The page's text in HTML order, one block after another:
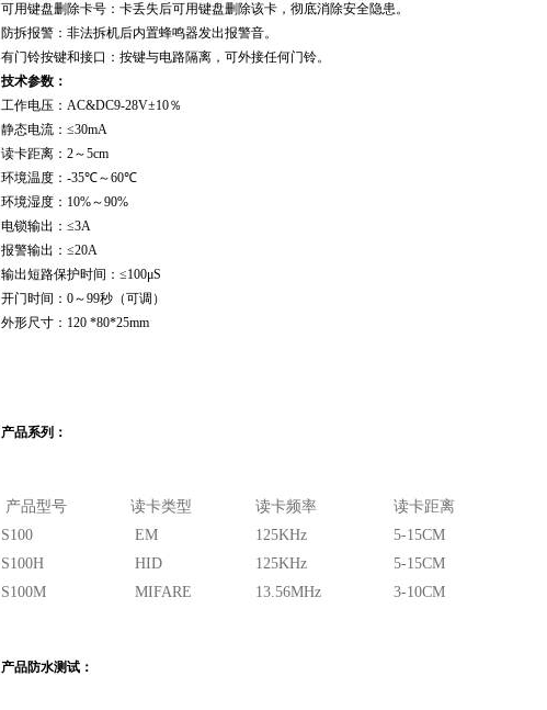
可用键盘删除卡号：卡丢失后可用键盘删除该卡，彻底消除安全隐患。
防拆报警：非法拆机后内置蜂鸣器发出报警音。
有门铃按键和接口：按键与电路隔离，可外接任何门铃。
技术参数：
工作电压：AC&DC9-28V±10％
静态电流：≤30mA
读卡距离： 2～5cm
环境温度： -35℃～60℃
环境湿度： 10%～90%
电锁输出：≤3A
报警输出：≤20A
输出短路保护时间：≤100μS
开门时间：0～99秒（可调）
外形尺寸：120 *80*25mm
产品系列：
产品型号 读卡类型 读卡频率
读卡距离
S100
EM 125KHz
5-15CM
S100H
HID 125KHz
5-15CM
S100M
MIFARE 13.56MHz 3-10CM
产品防水测试：